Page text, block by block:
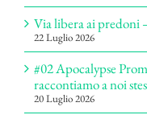
Via libera ai predoni
22 Luglio 2026
#02 Apocalypse
raccontiamo a noi
20 Luglio 2026